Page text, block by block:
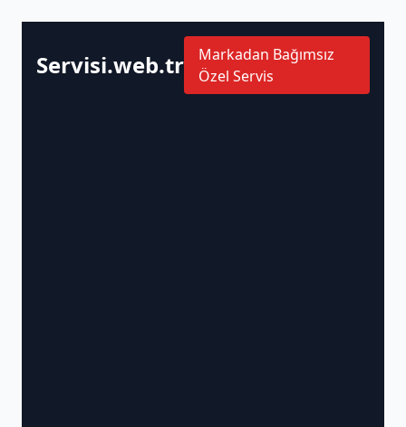
Servisi.web.tr
Markadan Bağımsız
Özel Servis